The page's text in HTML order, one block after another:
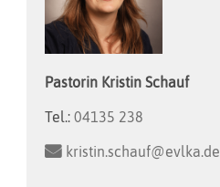
Pastorin Kristin Schauf
Tel.: 04135 238
kristin.schauf@evlka.de